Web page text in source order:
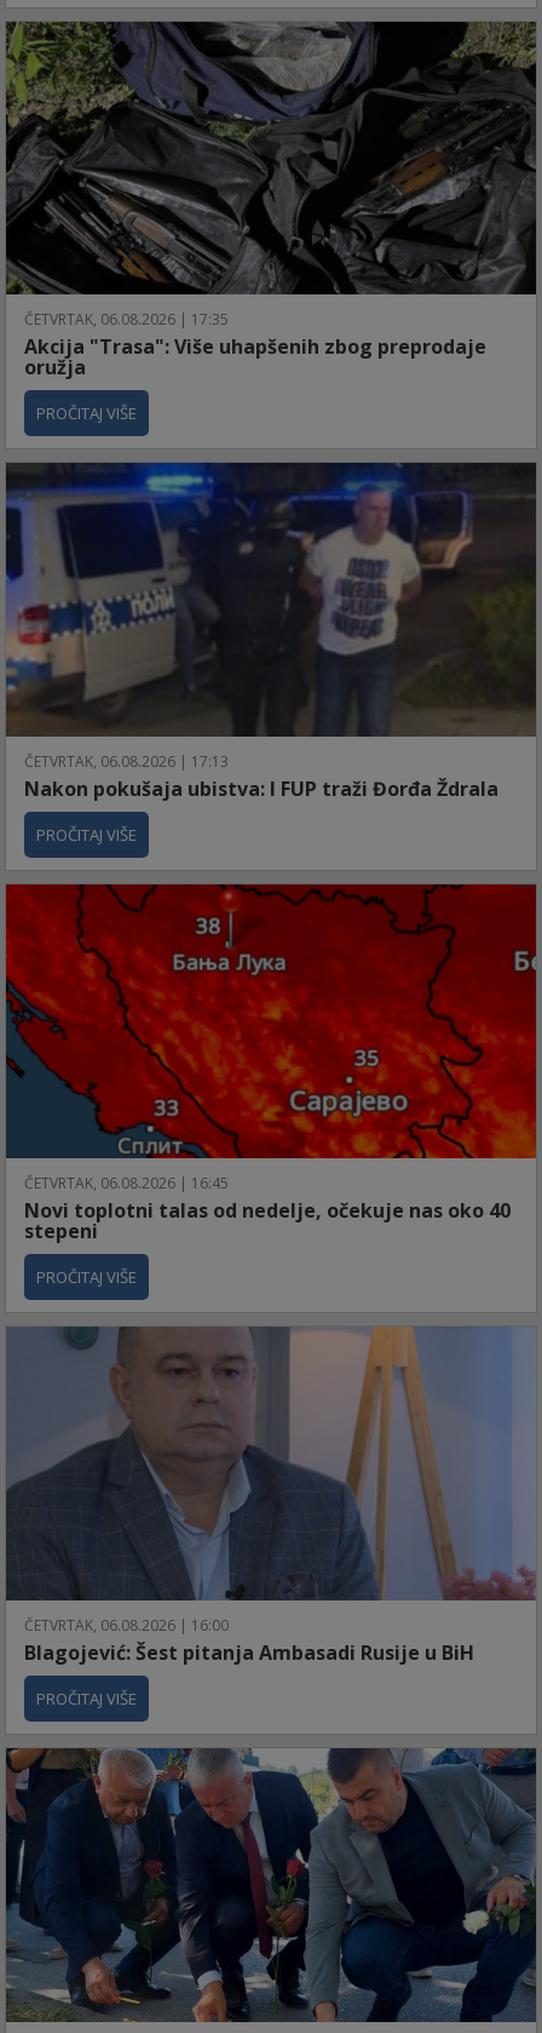
ČETVRTAK, 06.08.2026 | 17:35
Akcija "Trasa": Više uhapšenih zbog preprodaje
oružja
PROČITAJ VIŠE
ČETVRTAK, 06.08.2026 | 17:13
Nakon pokušaja ubistva: I FUP traži Đorđa Ždrala
PROČITAJ VIŠE
ČETVRTAK, 06.08.2026 | 16:45
Novi toplotni talas od nedelje, očekuje nas oko 40
stepeni
PROČITAJ VIŠE
ČETVRTAK, 06.08.2026 | 16:00
Blagojević: Šest pitanja Ambasadi Rusije u BiH
PROČITAJ VIŠE